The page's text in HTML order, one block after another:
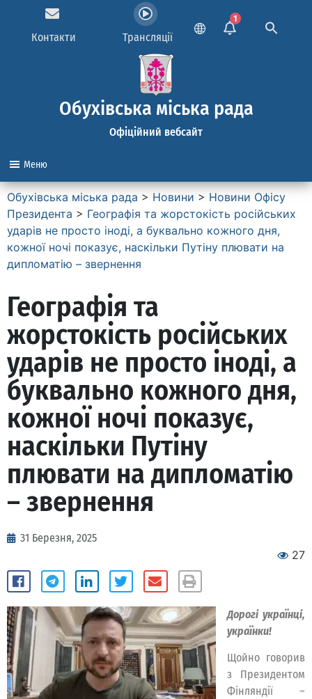
Контакти Трансляції
1
Обухівська міська рада
Офіційний вебсайт
Меню
Обухівська міська рада > Новини > Новини Офісу
Президента > Географія та жорстокість російських
ударів не просто іноді, а буквально кожного дня,
кожної ночі показує, наскільки Путіну плювати на
дипломатію – звернення
Географія та
жорстокість російських
ударів не просто іноді, а
буквально кожного дня,
кожної ночі показує,
наскільки Путіну
плювати на дипломатію
– звернення
31 Березня, 2025
27
Дорогі українці,
українки!
Щойно говорив
з Президентом
Фінляндії –